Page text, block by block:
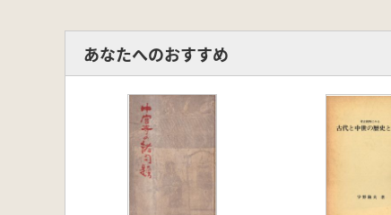
あなたへのおすすめ